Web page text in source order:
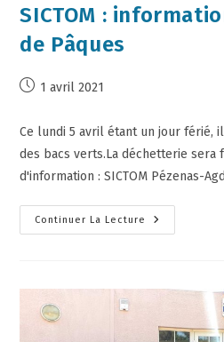
SICTOM :
de Pâques
1 avril 2021
Ce lundi 5 avril étant un jour férié,
des bacs verts.La déchetterie sera
d'information : SICTOM Pézenas-
Continuer La Lecture